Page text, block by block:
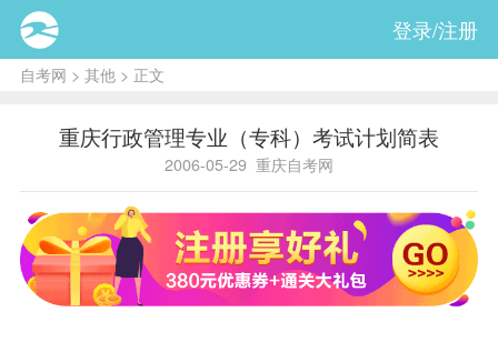
登录/注册
自考网 > 其他 > 正文
重庆行政管理专业（专科）考试计划简表
2006-05-29 重庆自考网